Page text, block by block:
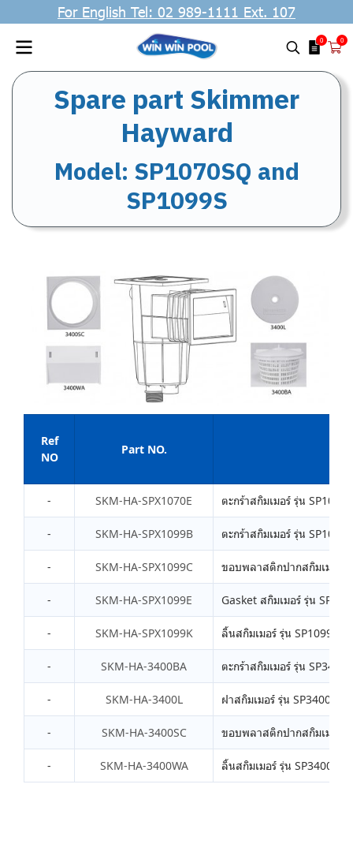
For English Tel: 02 989-1111 Ext. 107
0 0
Spare part Skimmer
Hayward
Model: SP1070SQ and
SP1099S
Ref
NO
Part NO.
- SKM-HA-SPX1070E ตะกร้าสกิมเมอร์ รุ่น
- SKM-HA-SPX1099B ตะกร้าสกิมเมอร์ รุ่น SP1099S
- SKM-HA-SPX1099C ขอบพลาสติกปากสกิมเมอร์ รุ่
- SKM-HA-SPX1099E Gasket สกิมเมอร์ รุ่น
- SKM-HA-SPX1099K ลิ้นสกิมเมอร์ รุ่น SP1099S
- SKM-HA-3400BA ตะกร้าสกิมเมอร์ รุ่น SP3400
- SKM-HA-3400L ฝาสกิมเมอร์ รุ่น SP3400
- SKM-HA-3400SC ขอบพลาสติกปากสกิมเมอร์ รุ่
- SKM-HA-3400WA ลิ้นสกิมเมอร์ รุ่น SP3400